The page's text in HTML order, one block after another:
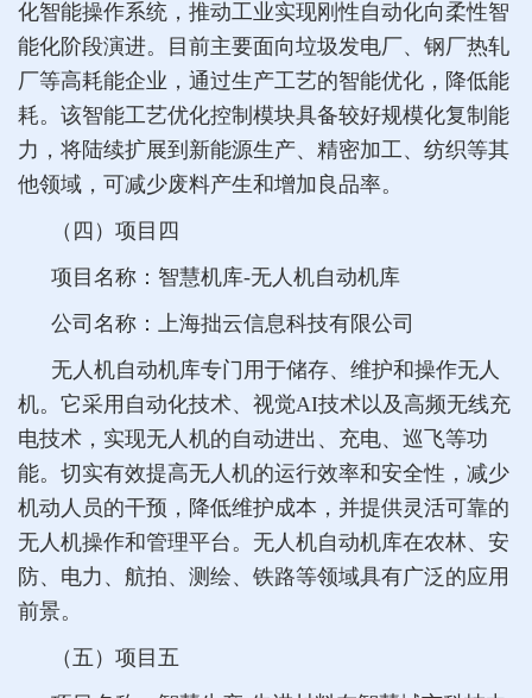
化智能操作系统，推动工业实现刚性自动化向柔性智
能化阶段演进。目前主要面向垃圾发电厂、钢厂热轧
厂等高耗能企业，通过生产工艺的智能优化，降低能
耗。该智能工艺优化控制模块具备较好规模化复制能
力，将陆续扩展到新能源生产、精密加工、纺织等其
他领域，可减少废料产生和增加良品率。
（四）项目四
项目名称：智慧机库-无人机自动机库
公司名称：上海拙云信息科技有限公司
无人机自动机库专门用于储存、维护和操作无人
机。它采用自动化技术、视觉AI技术以及高频无线充
电技术，实现无人机的自动进出、充电、巡飞等功
能。切实有效提高无人机的运行效率和安全性，减少
机动人员的干预，降低维护成本，并提供灵活可靠的
无人机操作和管理平台。无人机自动机库在农林、安
防、电力、航拍、测绘、铁路等领域具有广泛的应用
前景。
（五）项目五